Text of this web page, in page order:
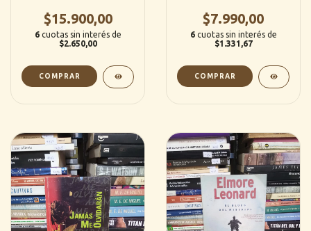
$15.900,00
6 cuotas sin interés de
$2.650,00
$7.990,00
6 cuotas sin interés de
$1.331,67